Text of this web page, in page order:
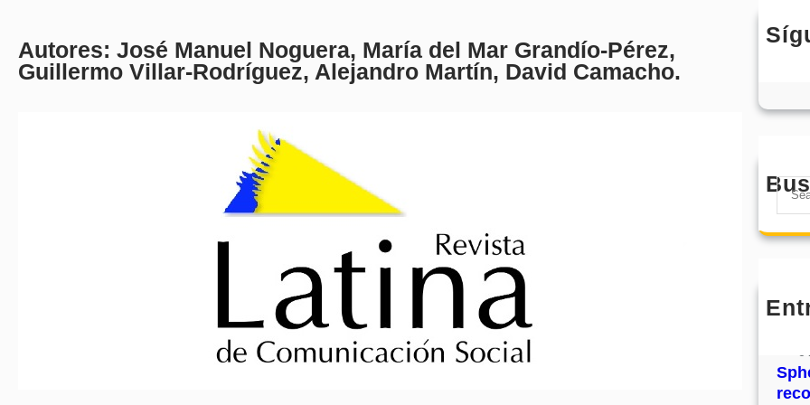
Autores: José Manuel Noguera, María del Mar Grandío-Pérez,
Guillermo Villar-Rodríguez, Alejandro Martín, David Camacho.
S
a